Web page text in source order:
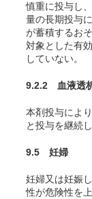
慎重に投与し
量の長期投与
が蓄積するお
対象とした有
していない。
9.2.2 血液透
本剤投与によ
と投与を継続
9.5 妊婦
妊婦又は妊娠
性が危険性を